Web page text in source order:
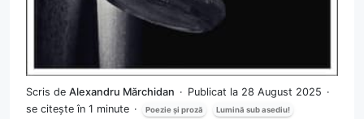
Scris de Alexandru Mărchidan
Publicat la 28 August 2025
se citește în 1 minute
Poezie și proză Lumină sub asediu!